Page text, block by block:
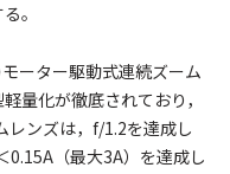
。
ーター駆動式連続ズーム
量化が徹底されており，
ンズは，f/1.2を達成し
（最大3A）を達成し